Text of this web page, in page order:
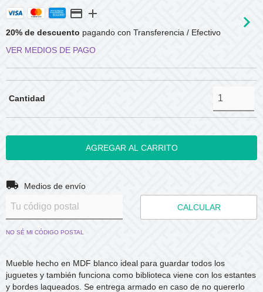
20% de descuento pagando con Transferencia / Efectivo
VER MEDIOS DE PAGO
Cantidad
Entregas para el CP:
Medios de envío
CALCULAR
NO SÉ MI CÓDIGO POSTAL
Mueble hecho en MDF blanco ideal para guardar todos los
juguetes y también funciona como biblioteca viene con los estantes
y bordes laqueados. Se entrega armado en caso de no quererlo